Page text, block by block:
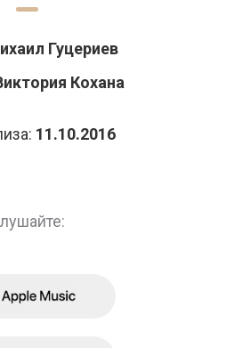
Гуцериев
Кохана
11.10.2016